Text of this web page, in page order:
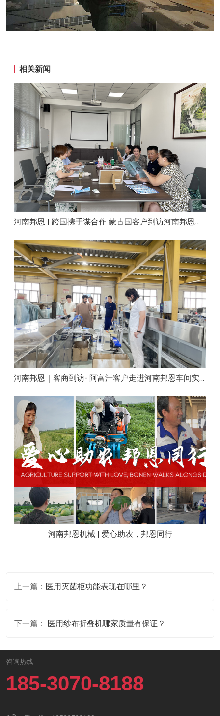
相关新闻
河南邦恩 | 跨国携手谋合作 蒙古国客户到访河南邦恩实地考察洽谈
河南邦恩｜客商到访- 阿富汗客户走进河南邦恩车间实地洽谈合作
河南邦恩机械 | 爱心助农，邦恩同行
上一篇： 医用灭菌柜功能表现在哪里？
下一篇： 医用纱布折叠机哪家质量有保证？
咨询热线
185-3070-8188